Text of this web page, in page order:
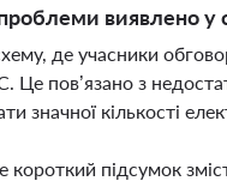
виявлено
де учасники
Це пов’язано з
значної кількості
підсумок